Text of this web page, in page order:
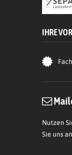
IHRE
Nutzen
Sie uns